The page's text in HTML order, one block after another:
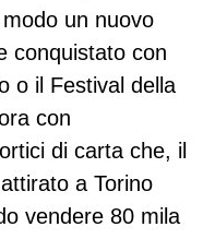
un nuovo
conquistato con
o il Festival della
con
di carta che, il
a Torino
vendere 80 mila